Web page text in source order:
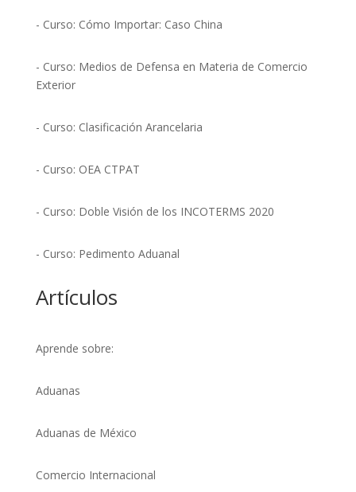
- Curso: Cómo Importar: Caso China
- Curso: Medios de Defensa en Materia de Comercio
Exterior
- Curso: Clasificación Arancelaria
- Curso: OEA CTPAT
- Curso: Doble Visión de los INCOTERMS 2020
- Curso: Pedimento Aduanal
Artículos
Aprende sobre:
Aduanas
Aduanas de México
Comercio Internacional